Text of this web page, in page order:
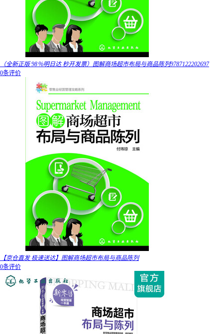
（全新正版 98％明日达 秒开发票）图解商场超市布局与商品陈列9787122202697
0条评价
【京仓直发 极速送达】图解商场超市布局与商品陈列
0条评价